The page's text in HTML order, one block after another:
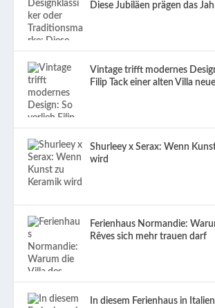
Diese Jubiläen prägen das
Vintage trifft modernes
Filip Tack einer alten Villa
Shurleey x Serax: Wenn
wird
Ferienhaus Normandie:
Rêves sich mehr trauen darf
In diesem Ferienhaus in